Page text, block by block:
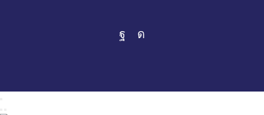
FacebookInstagram